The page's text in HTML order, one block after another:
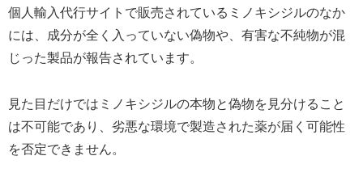
個人輸入代行サイトで販売されているミノキシジルのなか
には、成分が全く入っていない偽物や、有害な不純物が混
じった製品が報告されています。
見た目だけではミノキシジルの本物と偽物を見分けること
は不可能であり、劣悪な環境で製造された薬が届く可能性
を否定できません。